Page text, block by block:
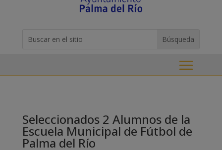
for...
Seleccionados 2 Alumnos de la
Escuela Municipal de Fútbol de
Palma del Río